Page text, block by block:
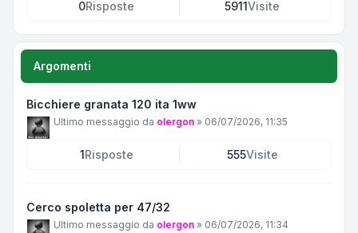
0Risposte 5911Visite
Argomenti
Bicchiere granata 120 ita 1ww
Ultimo messaggio da olergon » 06/07/2026, 11:35
1 Risposte 555Visite
Cerco spoletta per 47/32
Ultimo messaggio da olergon » 06/07/2026, 11:34